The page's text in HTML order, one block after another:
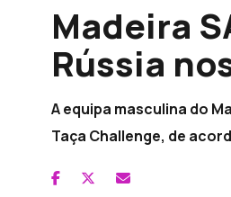
Madeira
Rússia
A equipa masculina do
Taça Challenge, de